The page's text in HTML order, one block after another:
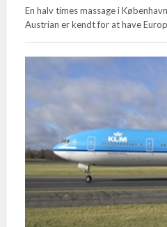
En halv times massage i
Austrian er kendt for at have